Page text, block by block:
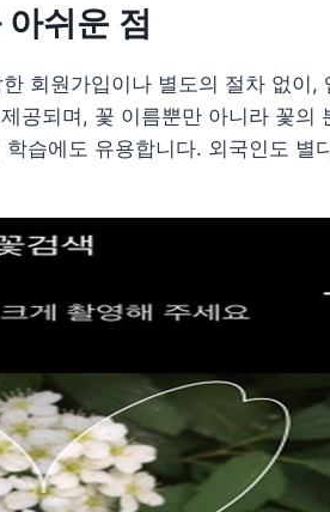
쉬운 점
회원가입이나 별도의 절차 없이,
공되며, 꽃 이름뿐만 아니라 꽃의
습에도 유용합니다. 외국인도 별